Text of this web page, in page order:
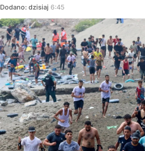
Dodano: dzisiaj 6:45